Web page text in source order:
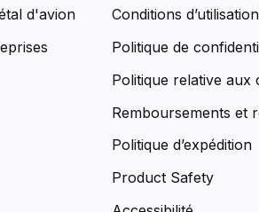
d'avion
Conditions d’utilisation
Politique de
Politique relative aux
Remboursements et
Politique d’expédition
Product Safety